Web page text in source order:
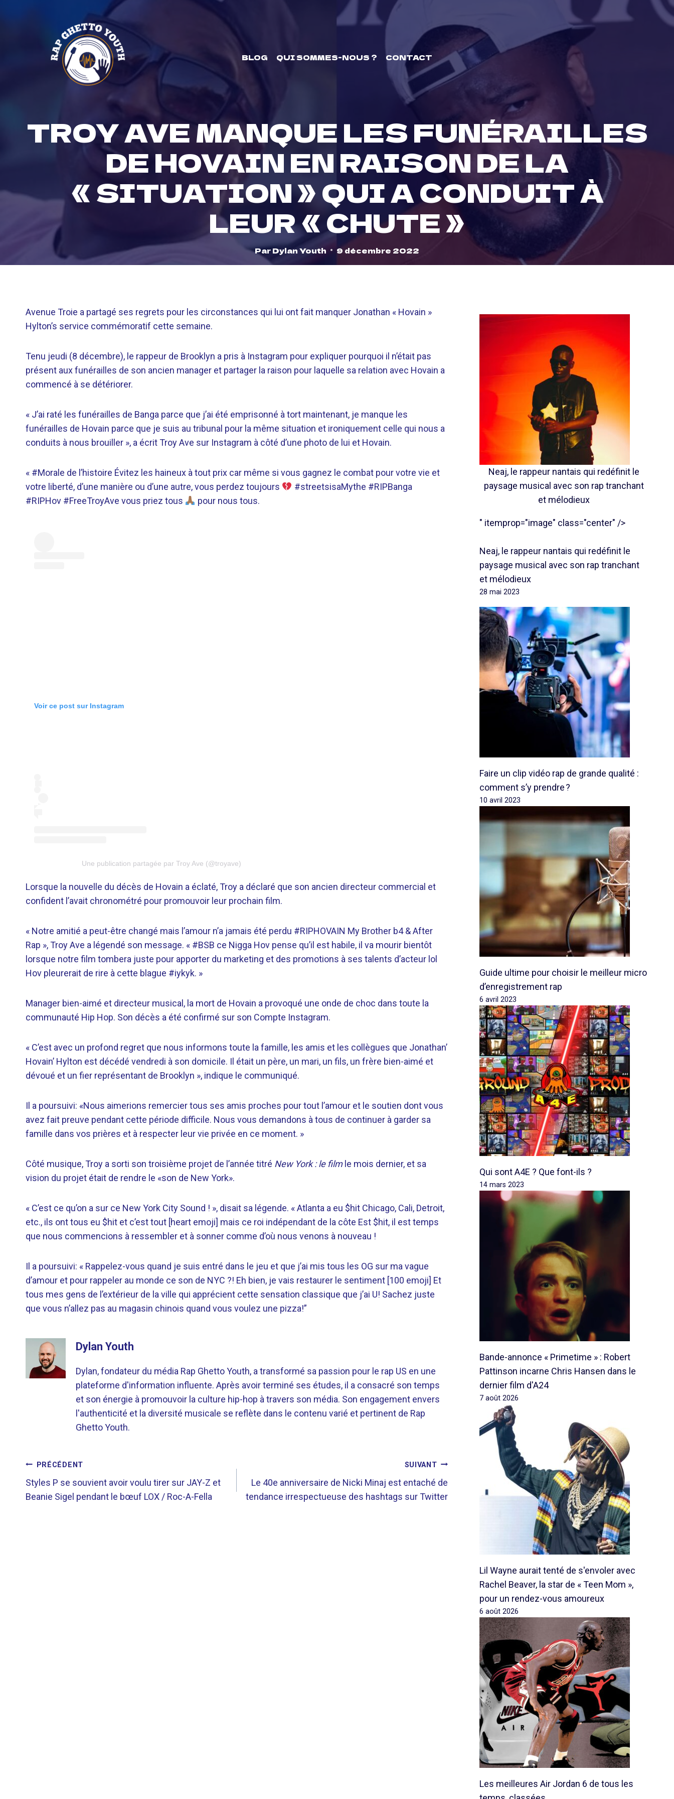
BLOG QUI SOMMES-NOUS ? CONTACT
TROY AVE MANQUE LES FUNÉRAILLES
DE HOVAIN EN RAISON DE LA
« SITUATION » QUI A CONDUIT À
LEUR « CHUTE »
ParDylan Youth 9 décembre 2022
Avenue Troie a partagé ses regrets pour les circonstances qui lui ont fait manquer Jonathan « Hovain »
Hylton’s service commémoratif cette semaine.
Tenu jeudi (8 décembre), le rappeur de Brooklyn a pris à Instagram pour expliquer pourquoi il n’était pas
présent aux funérailles de son ancien manager et partager la raison pour laquelle sa relation avec Hovain a
commencé à se détériorer.
« J’ai raté les funérailles de Banga parce que j’ai été emprisonné à tort maintenant, je manque les
funérailles de Hovain parce que je suis au tribunal pour la même situation et ironiquement celle qui nous a
conduits à nous brouiller », a écrit Troy Ave sur Instagram à côté d’une photo de lui et Hovain.
« #Morale de l’histoire Évitez les haineux à tout prix car même si vous gagnez le combat pour votre vie et
votre liberté, d’une manière ou d’une autre, vous perdez toujours
#streetsisaMythe #RIPBanga
#RIPHov #FreeTroyAve vous priez tous pour nous tous.
Voir ce post sur Instagram
Une publication partagée par Troy Ave (@troyave)
Lorsque la nouvelle du décès de Hovain a éclaté, Troy a déclaré que son ancien directeur commercial et
confident l’avait chronométré pour promouvoir leur prochain film.
« Notre amitié a peut-être changé mais l’amour n’a jamais été perdu #RIPHOVAIN My Brother b4 & After
Rap », Troy Ave a légendé son message. « #BSB ce Nigga Hov pense qu’il est habile, il va mourir bientôt
lorsque notre film tombera juste pour apporter du marketing et des promotions à ses talents d’acteur lol
Hov pleurerait de rire à cette blague #iykyk. »
Manager bien-aimé et directeur musical, la mort de Hovain a provoqué une onde de choc dans toute la
communauté Hip Hop. Son décès a été confirmé sur son Compte Instagram.
« C’est avec un profond regret que nous informons toute la famille, les amis et les collègues que Jonathan’
Hovain’ Hylton est décédé vendredi à son domicile. Il était un père, un mari, un fils, un frère bien-aimé et
dévoué et un fier représentant de Brooklyn », indique le communiqué.
Il a poursuivi: «Nous aimerions remercier tous ses amis proches pour tout l’amour et le soutien dont vous
avez fait preuve pendant cette période difficile. Nous vous demandons à tous de continuer à garder sa
famille dans vos prières et à respecter leur vie privée en ce moment. »
Côté musique, Troy a sorti son troisième projet de l’année titré New York : le filmle mois dernier, et sa
vision du projet était de rendre le «son de New York».
« C’est ce qu’on a sur ce New York City Sound ! », disait sa légende. « Atlanta a eu $hit Chicago, Cali, Detroit,
etc., ils ont tous eu $hit et c’est tout [heart emoji] mais ce roi indépendant de la côte Est $hit, il est temps
que nous commencions à ressembler et à sonner comme d’où nous venons à nouveau !
Il a poursuivi: « Rappelez-vous quand je suis entré dans le jeu et que j’ai mis tous les OG sur ma vague
d’amour et pour rappeler au monde ce son de NYC ?! Eh bien, je vais restaurer le sentiment [100 emoji] Et
tous mes gens de l’extérieur de la ville qui apprécient cette sensation classique que j’ai U! Sachez juste
que vous n’allez pas au magasin chinois quand vous voulez une pizza!”
Dylan Youth
Dylan, fondateur du média Rap Ghetto Youth, a transformé sa passion pour le rap US en une
plateforme d'information influente. Après avoir terminé ses études, il a consacré son temps
et son énergie à promouvoir la culture hip-hop à travers son média. Son engagement envers
l'authenticité et la diversité musicale se reflète dans le contenu varié et pertinent de Rap
Ghetto Youth.
NAVIGATION
DE
PRÉCÉDENT
Styles P se souvient avoir voulu tirer sur JAY-Z et
Beanie Sigel pendant le bœuf LOX / Roc-A-Fella
SUIVANT
Le 40e anniversaire de Nicki Minaj est entaché de
tendance irrespectueuse des hashtags sur Twitter
Neaj, le rappeur nantais qui redéfinit le
paysage musical avec son rap tranchant
et mélodieux
" itemprop="image" class="center" />
Neaj, le rappeur nantais qui redéfinit le
paysage musical avec son rap tranchant
et mélodieux
28 mai 2023
Faire un clip vidéo rap de grande qualité :
comment s’y prendre ?
10 avril 2023
Guide ultime pour choisir le meilleur micro
d’enregistrement rap
6 avril 2023
Qui sont A4E ? Que font-ils ?
14 mars 2023
Bande-annonce « Primetime » : Robert
Pattinson incarne Chris Hansen dans le
dernier film d'A24
7 août 2026
Lil Wayne aurait tenté de s'envoler avec
Rachel Beaver, la star de « Teen Mom »,
pour un rendez-vous amoureux
6 août 2026
Les meilleures Air Jordan 6 de tous les